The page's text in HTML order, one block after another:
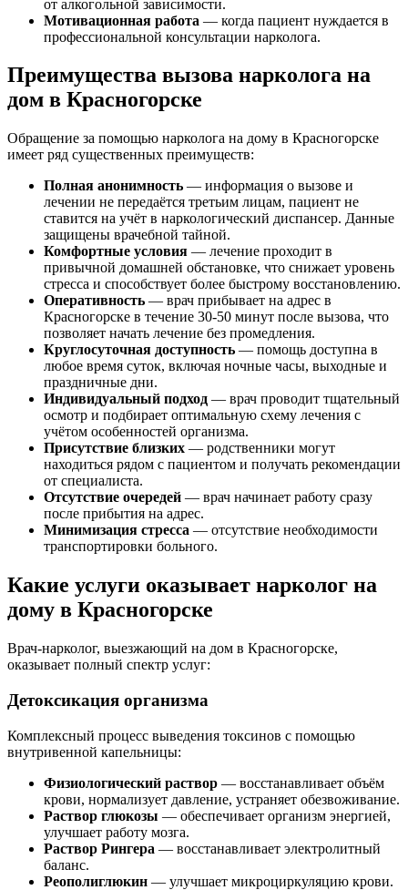
от алкогольной зависимости.
Мотивационная работа — когда пациент нуждается в
профессиональной консультации нарколога.
Преимущества вызова нарколога на
дом в Красногорске
Обращение за помощью нарколога на дому в Красногорске
имеет ряд существенных преимуществ:
Полная анонимность — информация о вызове и
лечении не передаётся третьим лицам, пациент не
ставится на учёт в наркологический диспансер. Данные
защищены врачебной тайной.
Комфортные условия — лечение проходит в
привычной домашней обстановке, что снижает уровень
стресса и способствует более быстрому восстановлению.
Оперативность — врач прибывает на адрес в
Красногорске в течение 30-50 минут после вызова, что
позволяет начать лечение без промедления.
Круглосуточная доступность — помощь доступна в
любое время суток, включая ночные часы, выходные и
праздничные дни.
Индивидуальный подход — врач проводит тщательный
осмотр и подбирает оптимальную схему лечения с
учётом особенностей организма.
Присутствие близких — родственники могут
находиться рядом с пациентом и получать рекомендации
от специалиста.
Отсутствие очередей — врач начинает работу сразу
после прибытия на адрес.
Минимизация стресса — отсутствие необходимости
транспортировки больного.
Какие услуги оказывает нарколог на
дому в Красногорске
Врач-нарколог, выезжающий на дом в Красногорске,
оказывает полный спектр услуг:
Детоксикация организма
Комплексный процесс выведения токсинов с помощью
внутривенной капельницы:
Физиологический раствор — восстанавливает объём
крови, нормализует давление, устраняет обезвоживание.
Раствор глюкозы — обеспечивает организм энергией,
улучшает работу мозга.
Раствор Рингера — восстанавливает электролитный
баланс.
Реополиглюкин — улучшает микроциркуляцию крови.